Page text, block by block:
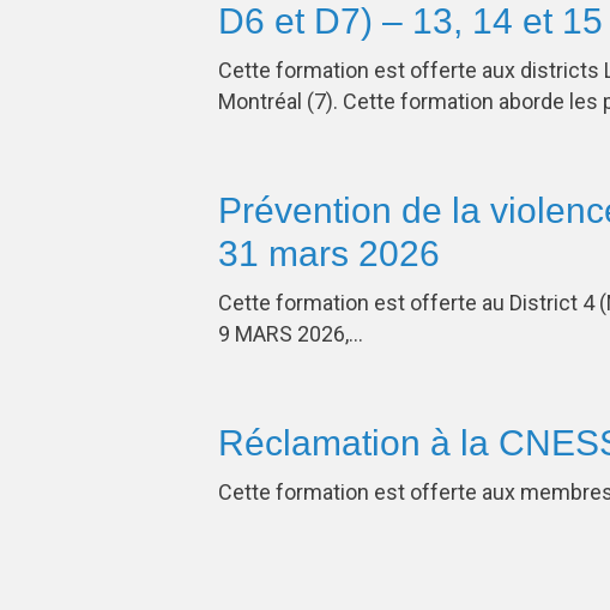
D6 et D7) – 13, 14 et
Cette formation est offerte aux districts
Montréal (7). Cette formation aborde les
Prévention de la
31 mars 2026
Cette formation est offerte au District 4
9 MARS 2026,…
Réclamation à la
Cette formation est offerte aux